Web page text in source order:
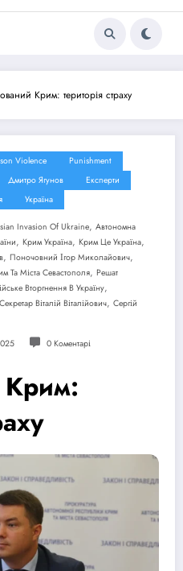
Крим: територія страху
Violence
Punishment
Дмитро Ягунов
Експерти
Україна
Invasion Of Ukraine, Автономна
, Крим Україна, Крим Це Україна,
, Поночовний Ігор Миколайович,
Та Міста Севастополя, Решат
Вторгнення В Україну,
Секретар Віталій Віталійович, Сергій
0 Коментарі
Крим: